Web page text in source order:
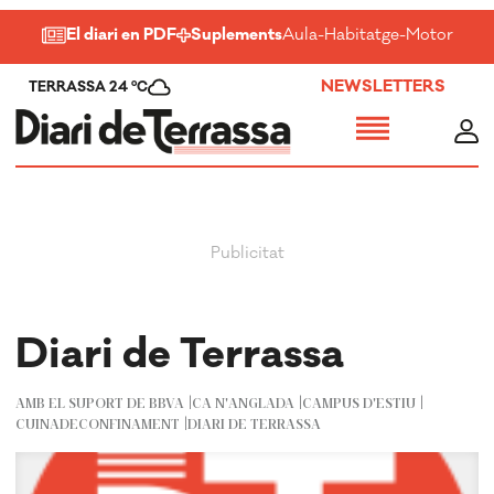
El diari en PDF SuplementsAula-Habitatge-Motor-
TERRASSA 24 ºC NEWSLETTERS
Diari de Terrassa
AMB EL SUPORT DE BBVA CA N'ANGLADA CAMPUS D'ESTIU
CUINADECONFINAMENT DIARI DE TERRASSA